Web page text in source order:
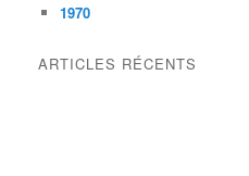
1970
ARTICLES RÉCENTS